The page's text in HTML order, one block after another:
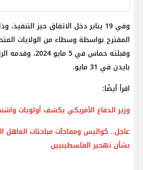
وفي 19 يناير دخل الاتفاق حيز
المقترح بواسطة وسطاء من الولايات
وقبلته حماس في 5
بايدن في 31 مايو.
اقرأ أيضًا:
وزير الدفاع الأمريكي يكشف أولويات
عاجل.. كواليس ومفاجآت مباحثات العاهل
بشأن تهجير الفلسطينيين